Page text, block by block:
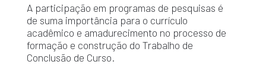
A participação em programas de pesquisas é
de suma importância para o currículo
acadêmico e amadurecimento no processo de
formação e construção do Trabalho de
Conclusão de Curso.